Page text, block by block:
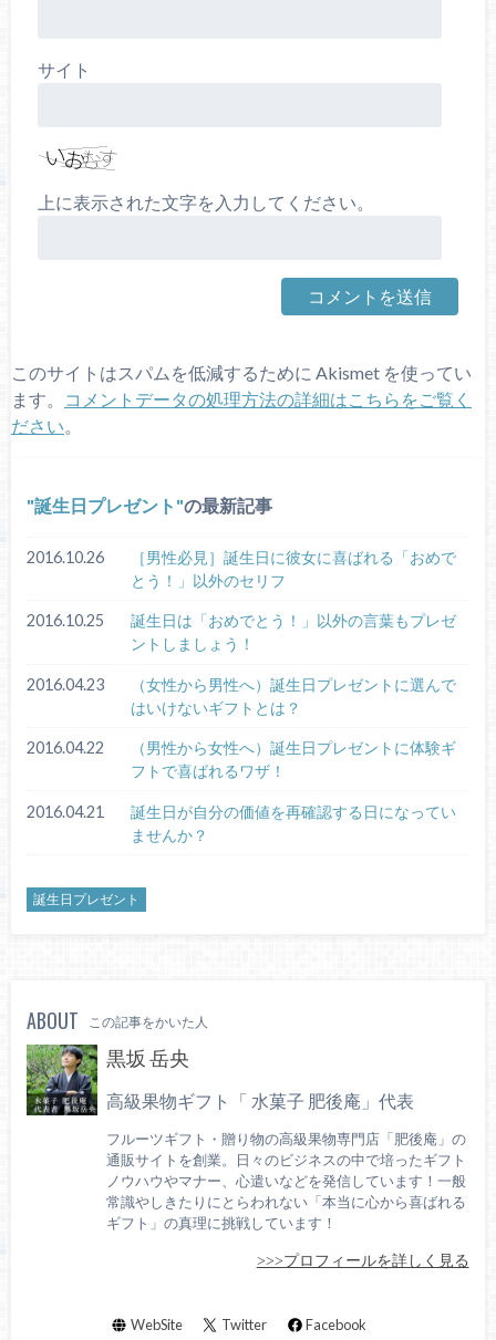
サイト
上に表示された文字を入力してください。
このサイトはスパムを低減するために Akismet を使ってい
ます。
コメントデータの処理方法の詳細はこちらをご覧く
ださい。
誕生日プレゼント の最新記事
2016.10.26
［男性必見］誕生日に彼女に喜ばれる「おめで
とう！」以外のセリフ
2016.10.25
誕生日は「おめでとう！」以外の言葉もプレゼ
ントしましょう！
2016.04.23
（女性から男性へ）誕生日プレゼントに選んで
はいけないギフトとは？
2016.04.22
（男性から女性へ）誕生日プレゼントに体験ギ
フトで喜ばれるワザ！
2016.04.21
誕生日が自分の価値を再確認する日になってい
ませんか？
誕生日プレゼント
ABOUT この記事をかいた人
黒坂 岳央
高級果物ギフト「 水菓子 肥後庵」代表
フルーツギフト・贈り物の高級果物専門店「肥後庵」の
通販サイトを創業。日々のビジネスの中で培ったギフト
ノウハウやマナー、心遣いなどを発信しています！一般
常識やしきたりにとらわれない「本当に心から喜ばれる
ギフト」の真理に挑戦しています！
>>>プロフィールを詳しく見る
WebSite Twitter Facebook